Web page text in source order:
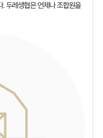
두레생협은 언제나 조합원을